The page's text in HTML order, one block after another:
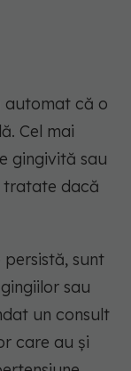
automat că o
Cel mai
gingivită sau
dacă
sunt
sau
un consult
care au și